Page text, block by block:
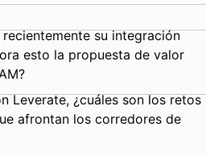
su integración
esto la propuesta de valor
Leverate, ¿cuáles son los retos
afrontan los corredores de